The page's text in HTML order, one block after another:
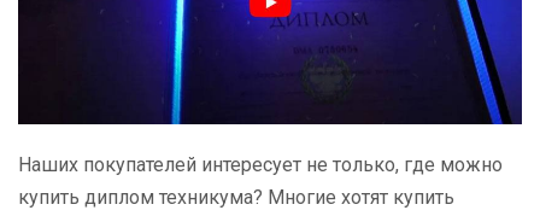
Наших покупателей интересует не только, где можно
купить диплом техникума? Многие хотят купить